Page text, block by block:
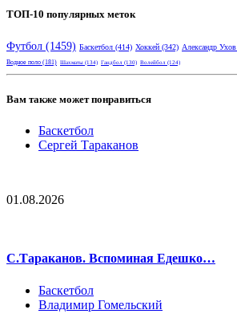
ТОП-10 популярных меток
Футбол (1459) Баскетбол (414) Хоккей (342) Александр Ухов
Водное поло (181) Шахматы (134) Гандбол (130) Волейбол (124)
Вам также может понравиться
Баскетбол
Сергей Тараканов
01.08.2026
С.Тараканов. Вспоминая Едешко…
Баскетбол
Владимир Гомельский